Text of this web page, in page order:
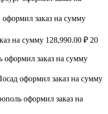
заказ на сумму
на сумму 128,990.00 ₽ 20
оформил заказ на сумму
оформил заказ на сумму
оформил заказ на